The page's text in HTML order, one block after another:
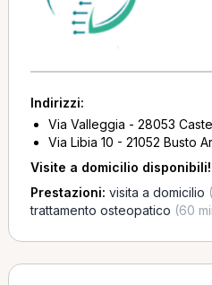
Indirizzi:
Via Valleggia - 28053
Via Libia 10 - 21052 Busto
Visite a domicilio disponibili!
Prestazioni: visita a domicilio
trattamento osteopatico (60